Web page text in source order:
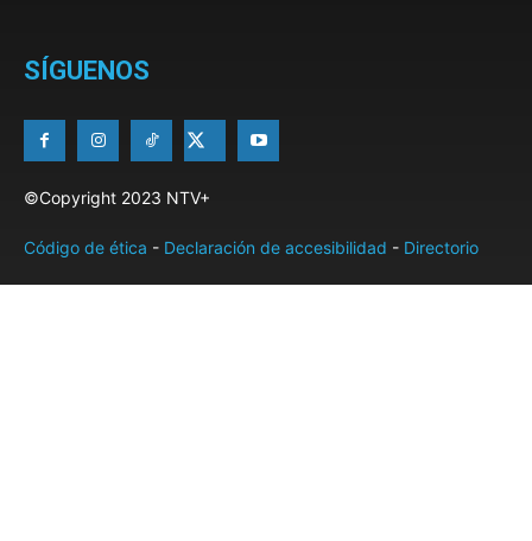
SÍGUENOS
©Copyright 2023 NTV+
Código de ética - Declaración de accesibilidad - Directorio